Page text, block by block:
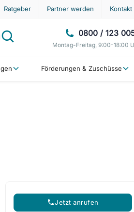
Ratgeber Partner werden Kontakt
0800 / 123
Montag-Freitag, 9:00-18:00
Förderungen & Zuschüsse
Jetzt anrufen